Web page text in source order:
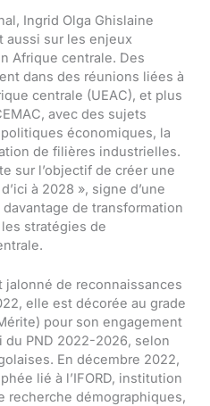
Ingrid Olga Ghislaine
aussi sur les enjeux
Afrique centrale. Des
dans des réunions liées à
centrale (UEAC), et plus
avec des sujets
économiques, la
de filières industrielles.
sur l’objectif de créer une
à 2028 », signe d’une
de transformation
stratégies de
jalonné de reconnaissances
elle est décorée au grade
pour son engagement
du PND 2022-2026, selon
En décembre 2022,
lié à l’IFORD, institution
recherche démographiques,